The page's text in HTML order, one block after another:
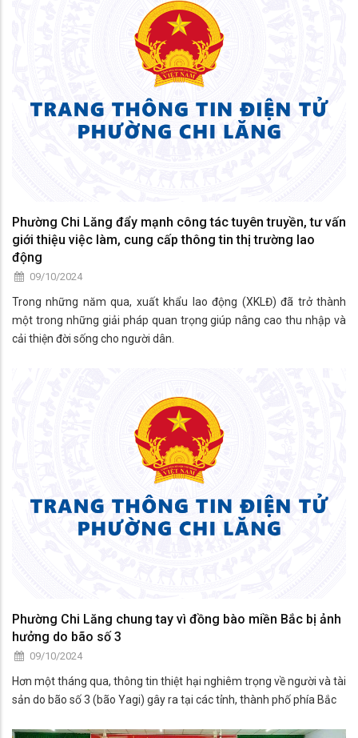
Phường Chi Lăng đẩy mạnh công tác tuyên truyền, tư vấn
giới thiệu việc làm, cung cấp thông tin thị trường lao
động
09/10/2024
Trong những năm qua, xuất khẩu lao động (XKLĐ) đã trở thành
một trong những giải pháp quan trọng giúp nâng cao thu nhập và
cải thiện đời sống cho người dân.
Phường Chi Lăng chung tay vì đồng bào miền Bắc bị ảnh
hưởng do bão số 3
09/10/2024
Hơn một tháng qua, thông tin thiệt hại nghiêm trọng về người và tài
sản do bão số 3 (bão Yagi) gây ra tại các tỉnh, thành phố phía Bắc